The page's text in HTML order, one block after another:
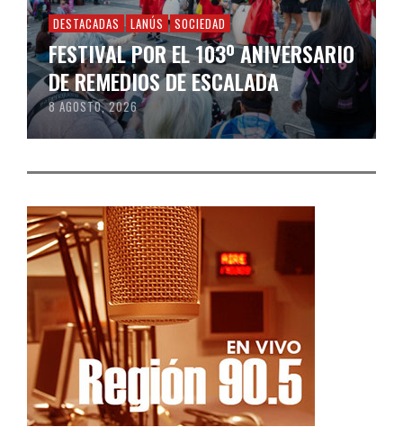
DESTACADAS LANÚS SOCIEDAD
FESTIVAL POR EL 103º ANIVERSARIO
DE REMEDIOS DE ESCALADA
8 AGOSTO, 2026